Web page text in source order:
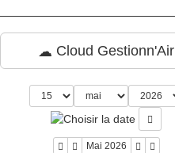
Cloud Gestionn'Air
Mai 2026